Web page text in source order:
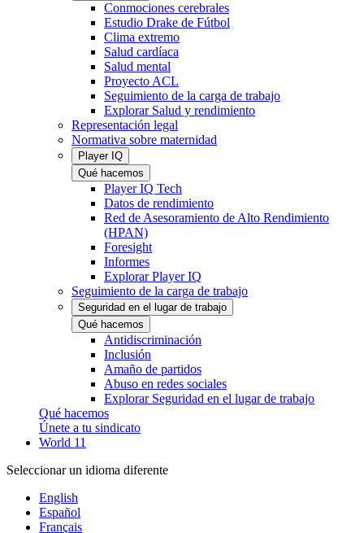
Conmociones cerebrales
Estudio Drake de Fútbol
Clima extremo
Salud cardíaca
Salud mental
Proyecto ACL
Seguimiento de la carga de trabajo
Explorar Salud y rendimiento
Representación legal
Normativa sobre maternidad
Player IQ
Qué hacemos
Player IQ Tech
Datos de rendimiento
Red de Asesoramiento de Alto Rendimiento
(HPAN)
Foresight
Informes
Explorar Player IQ
Seguimiento de la carga de trabajo
Seguridad en el lugar de trabajo
Qué hacemos
Antidiscriminación
Inclusión
Amaño de partidos
Abuso en redes sociales
Explorar Seguridad en el lugar de trabajo
Qué hacemos
Únete a tu sindicato
World 11
Seleccionar un idioma diferente
English
Español
Français